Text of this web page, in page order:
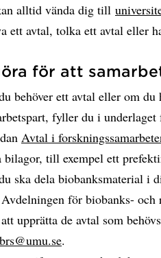
alltid vända dig till
ett avtal, tolka ett avtal eller
för att
behöver ett avtal eller om
fyller du i
Avtal i
bilagor, till exempel ett
ska dela biobanksmaterial i
för biobanks-
upprätta de avtal som
.